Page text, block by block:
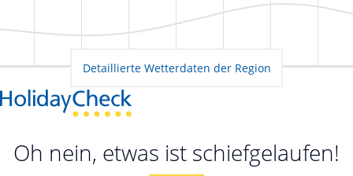
Detaillierte Wetterdaten der Region
Oh nein, etwas ist schiefgelaufen!